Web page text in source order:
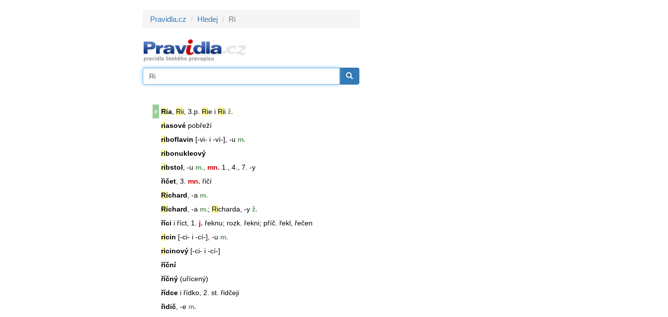
Pravidla.cz Hledej Ri
r Ria Rii, 3.p. Rie i Rii ž.
riasové pobřeží
riboflavin [-vi- i -ví-], -u m.
ribonukleový
ribstol , -u m. mn. 1., 4., 7. -y
řičet , 3. mn. řičí
Richard , -a m.
Richard , -a m.; Richarda, -y ž.
říci i říct, 1. j. řeknu; rozk. řekni; příč. řekl, řečen
ricin [-ci- i -cí-], -u m.
ricinový [-ci- i -cí-]
říční
říčný (uřícený)
řídce i řídko, 2. st. řidčeji
řidič , -e m.